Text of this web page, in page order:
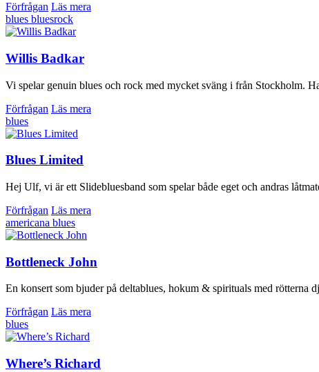
Förfrågan Läs mera
blues bluesrock
Willis Badkar
Vi spelar genuin blues och rock med mycket sväng i från Stockholm.
Förfrågan Läs mera
blues
Blues Limited
Hej Ulf, vi är ett Slidebluesband som spelar både eget och andras
Förfrågan Läs mera
americana blues
Bottleneck John
En konsert som bjuder på deltablues, hokum & spirituals med
Förfrågan Läs mera
blues
Where’s Richard